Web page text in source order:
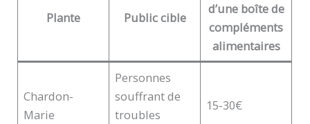
Plante Public cible
d’une boîte de
compléments
alimentaires
Chardon-
Marie
Personnes
souffrant de
troubles
15-30€